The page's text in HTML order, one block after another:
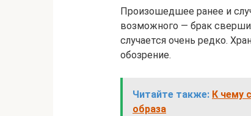
Произошедшее ранее и
возможного — брак
случается очень редко.
обозрение.
Читайте также: К чему
образа